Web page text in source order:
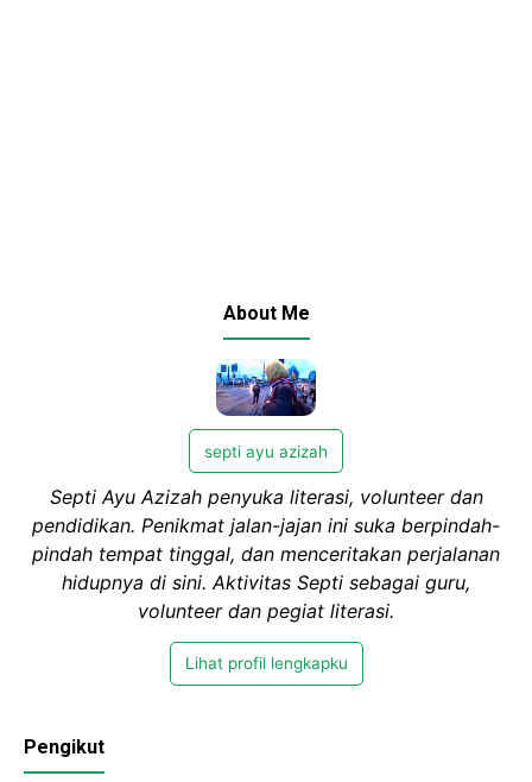
About Me
septi ayu azizah
Septi Ayu Azizah penyuka literasi, volunteer dan
pendidikan. Penikmat jalan-jajan ini suka berpindah-
pindah tempat tinggal, dan menceritakan perjalanan
hidupnya di sini. Aktivitas Septi sebagai guru,
volunteer dan pegiat literasi.
Lihat profil lengkapku
Pengikut